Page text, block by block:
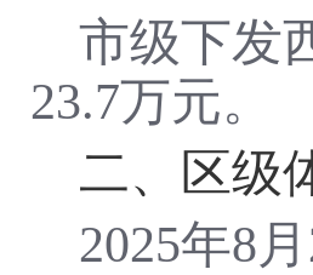
市级下发
23.7万元。
二、区级
2025年8